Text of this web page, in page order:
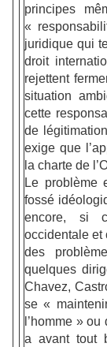
principes
«
juridique qui
droit
rejettent
situation
cette
de
exige que
la charte de
Le problème
fossé
encore, si
occidentale et
des
quelques
Chavez,
se «
l’homme »
a avant tout